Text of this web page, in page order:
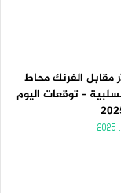
مقابل الفرنك محاط
– توقعات اليوم